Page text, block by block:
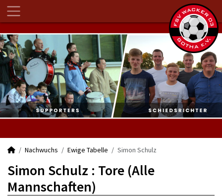
Nachwuchs Ewige Tabelle Simon Schulz
Simon Schulz : Tore (Alle
Mannschaften)